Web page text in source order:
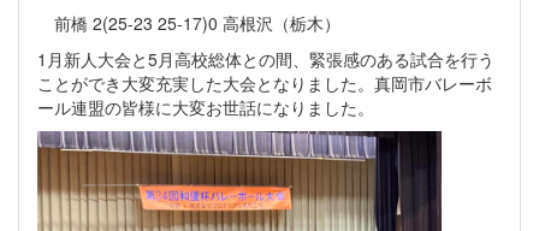
前橋 2(25-23 25-17)0 高根沢（栃木）
1月新人大会と5月高校総体との間、緊張感のある試合を行う
ことができ大変充実した大会となりました。真岡市バレーボ
ール連盟の皆様に大変お世話になりました。